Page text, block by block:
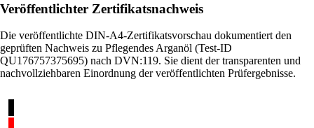
Veröffentlichter Zertifikatsnachweis
Die veröffentlichte DIN-A4-Zertifikatsvorschau dokumentiert den
geprüften Nachweis zu Pflegendes Arganöl (Test-ID
QU176757375695) nach DVN:119. Sie dient der transparenten und
nachvollziehbaren Einordnung der veröffentlichten Prüfergebnisse.